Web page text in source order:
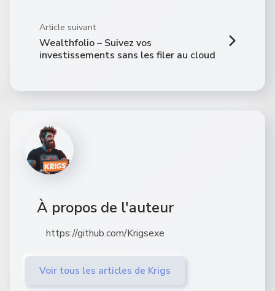
Article suivant
Wealthfolio – Suivez vos
investissements sans les filer au cloud
À propos de l'auteur
https://github.com/Krigsexe
Voir tous les articles de Krigs